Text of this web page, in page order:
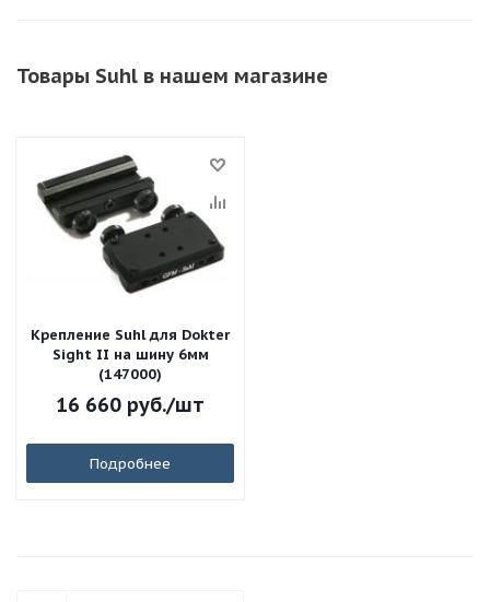
Товары Suhl в нашем магазине
Крепление Suhl для Dokter
Sight II на шину 6мм
(147000)
16 660 руб./шт
Подробнее